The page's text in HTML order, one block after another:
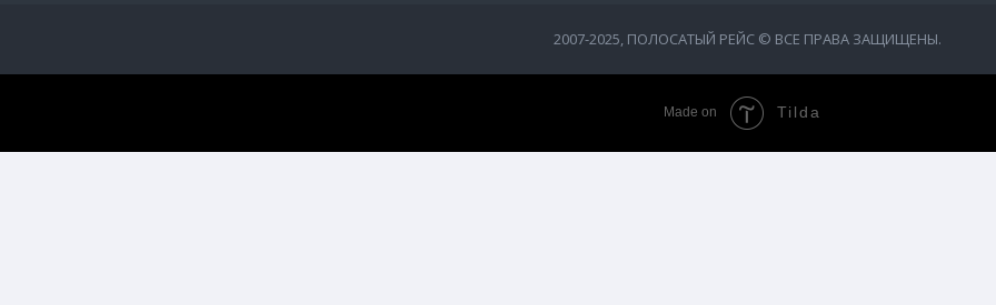
2007-2025, ПОЛОСАТЫЙ РЕЙС © ВСЕ ПРАВА ЗАЩИЩЕНЫ.
Made on Tilda